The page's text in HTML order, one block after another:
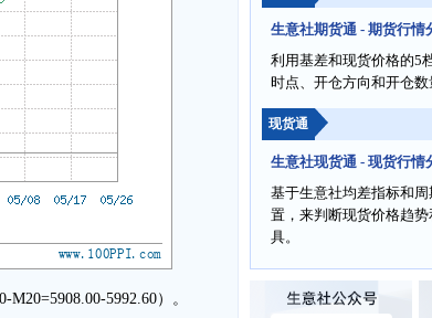
5992.60）。
生意社期货通 - 期货行情
利用基差和现货价格的5
时点、开仓方向和开仓数
现货通
生意社现货通 - 现货行情
基于生意社均差指标和
置，来判断现货价格趋
具。